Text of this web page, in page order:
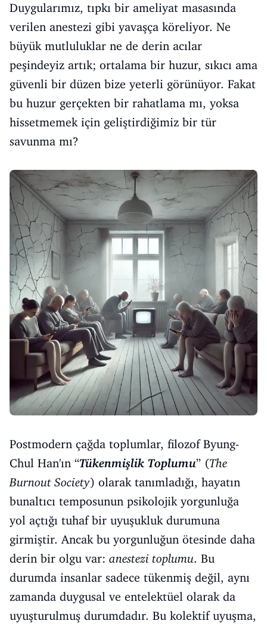
Duygularımız, tıpkı bir ameliyat masasında
verilen anestezi gibi yavaşça köreliyor. Ne
büyük mutluluklar ne de derin acılar
peşindeyiz artık; ortalama bir huzur, sıkıcı ama
güvenli bir düzen bize yeterli görünüyor. Fakat
bu huzur gerçekten bir rahatlama mı, yoksa
hissetmemek için geliştirdiğimiz bir tür
savunma mı?
Postmodern çağda toplumlar, filozof Byung-
Chul Han'ın “Tükenmişlik Toplumu” (The
Burnout Society) olarak tanımladığı, hayatın
bunaltıcı temposunun psikolojik yorgunluğa
yol açtığı tuhaf bir uyuşukluk durumuna
girmiştir. Ancak bu yorgunluğun ötesinde daha
derin bir olgu var: anestezi toplumu. Bu
durumda insanlar sadece tükenmiş değil, aynı
zamanda duygusal ve entelektüel olarak da
uyuşturulmuş durumdadır. Bu kolektif uyuşma,